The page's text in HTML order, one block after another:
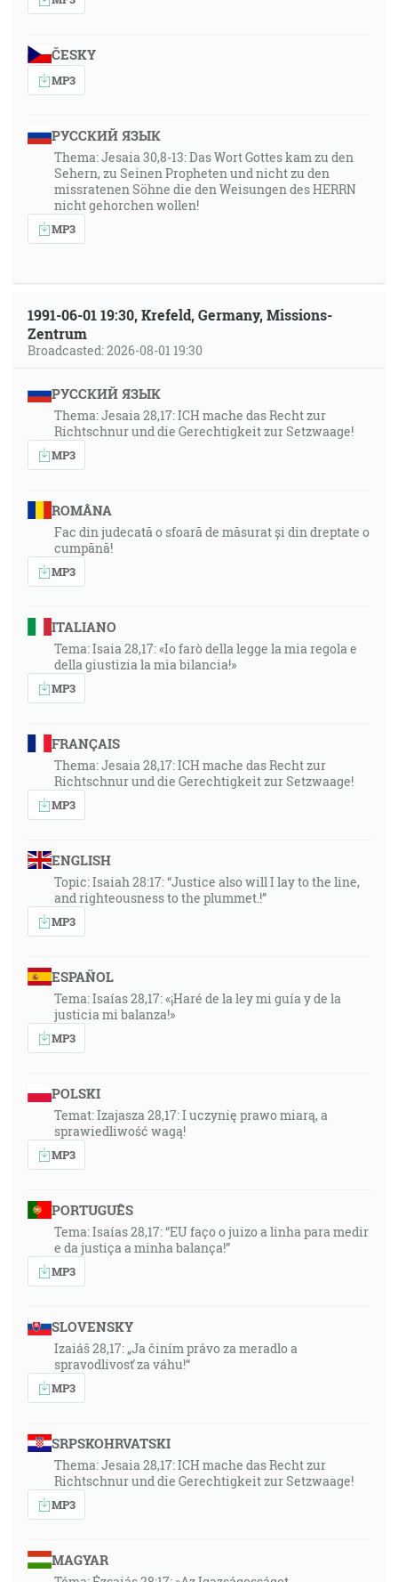
ČESKY
MP3
РУССКИЙ ЯЗЫК
Thema: Jesaia 30,8-13: Das Wort Gottes kam zu den
Sehern, zu Seinen Propheten und nicht zu den
missratenen Söhne die den Weisungen des HERRN
nicht gehorchen wollen!
MP3
1991-06-01 19:30, Krefeld, Germany, Missions-
Zentrum
Broadcasted: 2026-08-01 19:30
РУССКИЙ ЯЗЫК
Thema: Jesaia 28,17: ICH mache das Recht zur
Richtschnur und die Gerechtigkeit zur Setzwaage!
MP3
ROMÂNA
Fac din judecată o sfoară de măsurat și din dreptate o
cumpănă!
MP3
ITALIANO
Tema: Isaia 28,17: «Io farò della legge la mia regola e
della giustizia la mia bilancia!»
MP3
FRANÇAIS
Thema: Jesaia 28,17: ICH mache das Recht zur
Richtschnur und die Gerechtigkeit zur Setzwaage!
MP3
ENGLISH
Topic: Isaiah 28:17: “Justice also will I lay to the line,
and righteousness to the plummet.!”
MP3
ESPAÑOL
Tema: Isaías 28,17: «¡Haré de la ley mi guía y de la
justicia mi balanza!»
MP3
POLSKI
Temat: Izajasza 28,17: I uczynię prawo miarą, a
sprawiedliwość wagą!
MP3
PORTUGUÊS
Tema: Isaías 28,17: “EU faço o juizo a linha para medir
e da justiça a minha balança!”
MP3
SLOVENSKY
Izaiáš 28,17: „Ja činím právo za meradlo a
spravodlivosť za váhu!“
MP3
SRPSKOHRVATSKI
Thema: Jesaia 28,17: ICH mache das Recht zur
Richtschnur und die Gerechtigkeit zur Setzwaage!
MP3
MAGYAR